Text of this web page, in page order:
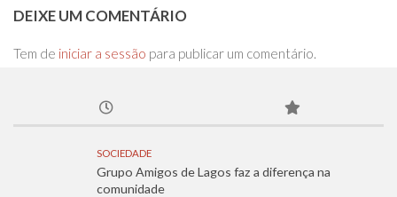
DEIXE UM COMENTÁRIO
Tem de iniciar a sessão para publicar um comentário.
SOCIEDADE
Grupo Amigos de Lagos faz a diferença na
comunidade